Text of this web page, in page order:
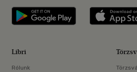
Libri applikáció
Libri
Rólunk